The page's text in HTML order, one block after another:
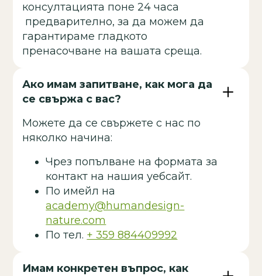
консултацията поне 24 часа
предварително, за да можем да
гарантираме гладкото
пренасочване на вашата среща.
Ако имам запитване, как мога да
се свържа с вас?
Можете да се свържете с нас по
няколко начина:
Чрез попълване на формата за
контакт на нашия уебсайт.
По имейл на
academy@humandesign-
nature.com
По тел. + 359 884409992
Имам конкретен въпрос, как